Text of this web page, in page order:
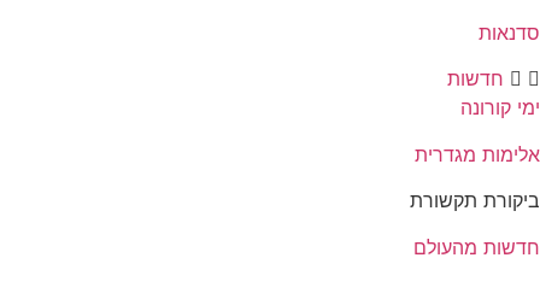
סדנאות
חדשות
ימי קורונה
אלימות מגדרית
ביקורת תקשורת
חדשות מהעולם